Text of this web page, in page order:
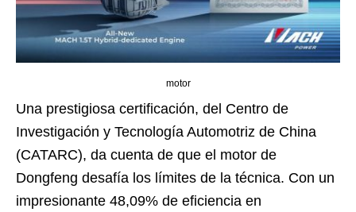
motor
Una prestigiosa certificación, del Centro de
Investigación y Tecnología Automotriz de China
(CATARC), da cuenta de que el motor de
Dongfeng desafía los límites de la técnica. Con un
impresionante 48,09% de eficiencia en